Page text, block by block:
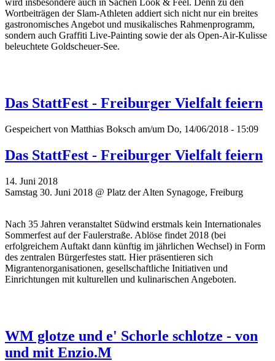
wird insbesondere auch in Sachen Look & Feel. Denn zu den
Wortbeiträgen der Slam-Athleten addiert sich nicht nur ein breites
gastronomisches Angebot und musikalisches Rahmenprogramm,
sondern auch Graffiti Live-Painting sowie der als Open-Air-Kulisse
beleuchtete Goldscheuer-See.
Das StattFest - Freiburger Vielfalt feiern
Gespeichert von Matthias Boksch am/um Do, 14/06/2018 - 15:09
Das StattFest - Freiburger Vielfalt feiern
14. Juni 2018
Samstag 30. Juni 2018 @ Platz der Alten Synagoge, Freiburg
Nach 35 Jahren veranstaltet Südwind erstmals kein Internationales
Sommerfest auf der Faulerstraße. Ablöse findet 2018 (bei
erfolgreichem Auftakt dann künftig im jährlichen Wechsel) in Form
des zentralen Bürgerfestes statt. Hier präsentieren sich
Migrantenorganisationen, gesellschaftliche Initiativen und
Einrichtungen mit kulturellen und kulinarischen Angeboten.
WM glotze und e' Schorle schlotze - von
und mit Enzio.M